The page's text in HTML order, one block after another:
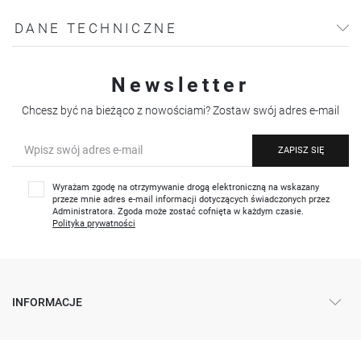
DANE TECHNICZNE
Newsletter
Chcesz być na bieżąco z nowościami? Zostaw swój adres e-mail
ZAPISZ SIĘ
Wyrażam zgodę na otrzymywanie drogą elektroniczną na wskazany
przeze mnie adres e-mail informacji dotyczących świadczonych przez
Administratora. Zgoda może zostać cofnięta w każdym czasie.
Polityka prywatności
INFORMACJE